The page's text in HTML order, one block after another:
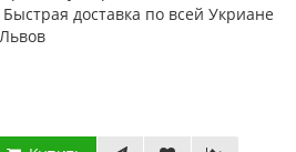
доставка по всей Укриане